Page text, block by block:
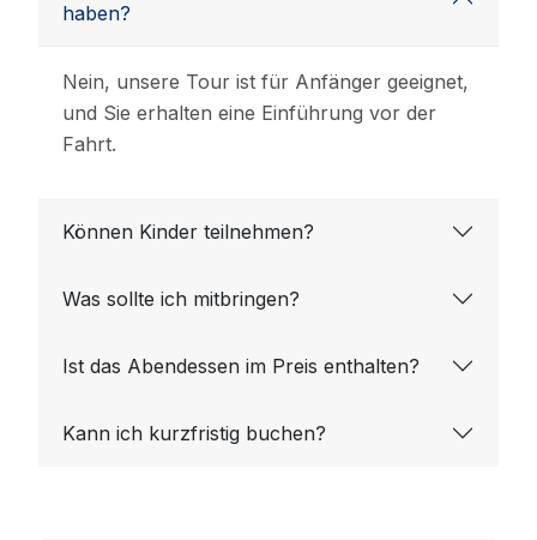
haben?
Nein, unsere Tour ist für Anfänger geeignet,
und Sie erhalten eine Einführung vor der
Fahrt.
Können Kinder teilnehmen?
Was sollte ich mitbringen?
Ist das Abendessen im Preis enthalten?
Kann ich kurzfristig buchen?